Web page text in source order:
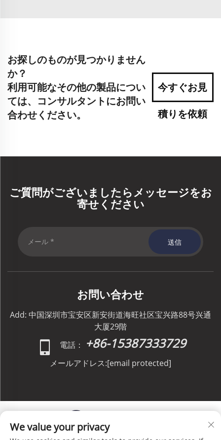
お探しのものが見つかりません
か？
利用可能なその他の製品につい
ては、コンサルタントにお問い
合わせください。
今すぐお見
積りを依頼
ご質問がございましたらメッセージをお
寄せください
送信
お問い合わせ
Add: 中国深圳市宝安区新安街道海旺社区宝兴路88号兴通
大厦29階
電話：
+86-15387333729
メールアドレス:[email protected]
We value your privacy